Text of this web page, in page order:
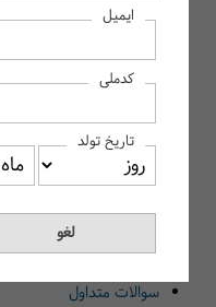
آشنایی با بازار فرابورس
بازار سوم فرابورس؛
بازار کالا (بورس کالا)؛
مقایسه بازارهای مختلف
سوالات متداول
ایمیل
کدملی
تاریخ تولد